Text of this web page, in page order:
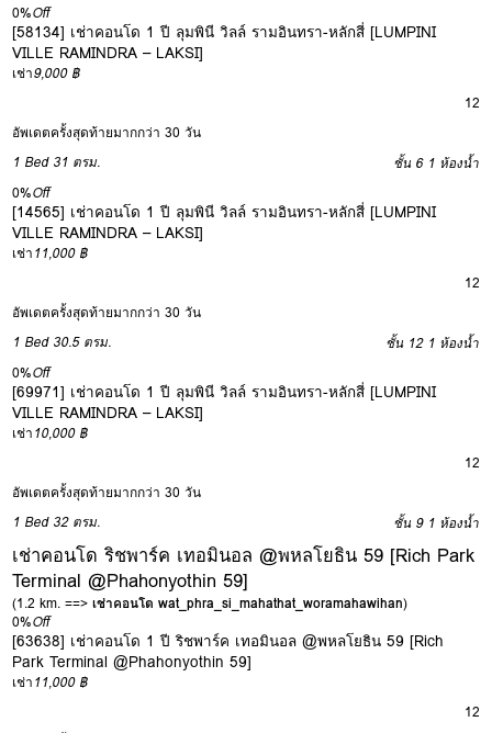
0%Off
[58134] เช่าคอนโด 1 ปี ลุมพินี วิลล์ รามอินทรา-หลักสี่ [LUMPINI
VILLE RAMINDRA – LAKSI]
เช่า9,000 ฿
12
อัพเดตครั้งสุดท้ายมากกว่า 30 วัน
1 Bed 31 ตรม. ชั้น 6 1 ห้องน้ำ
0%Off
[14565] เช่าคอนโด 1 ปี ลุมพินี วิลล์ รามอินทรา-หลักสี่ [LUMPINI
VILLE RAMINDRA – LAKSI]
เช่า11,000 ฿
12
อัพเดตครั้งสุดท้ายมากกว่า 30 วัน
1 Bed 30.5 ตรม. ชั้น 12 1 ห้องน้ำ
0%Off
[69971] เช่าคอนโด 1 ปี ลุมพินี วิลล์ รามอินทรา-หลักสี่ [LUMPINI
VILLE RAMINDRA – LAKSI]
เช่า10,000 ฿
12
อัพเดตครั้งสุดท้ายมากกว่า 30 วัน
1 Bed 32 ตรม. ชั้น 9 1 ห้องน้ำ
เช่าคอนโด ริชพาร์ค เทอมินอล @พหลโยธิน 59 [Rich Park
Terminal @Phahonyothin 59]
(1.2 km. ==>เช่าคอนโด wat_phra_si_mahathat_woramahawihan)
0%Off
[63638] เช่าคอนโด 1 ปี ริชพาร์ค เทอมินอล @พหลโยธิน 59 [Rich
Park Terminal @Phahonyothin 59]
เช่า11,000 ฿
12